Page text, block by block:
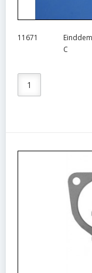
11671
C